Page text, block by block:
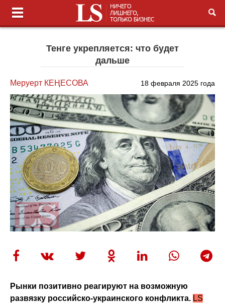
Тенге укрепляется: что будет
дальше
Меруерт КЕҢЕСОВА 18 февраля 2025 года
Рынки позитивно реагируют на возможную
развязку российско-украинского конфликта. LS